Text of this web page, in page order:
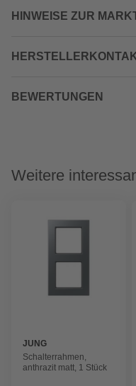
HINWEISE ZUR
BEWERTUNGEN
Weitere
JUNG
Schalterrahmen,
anthrazit matt, 1 Stück